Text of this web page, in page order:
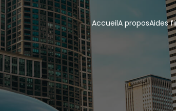
AccueilA proposAides